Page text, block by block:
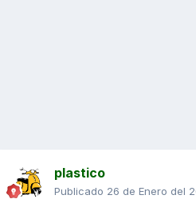
plastico
Publicado 26 de Enero del